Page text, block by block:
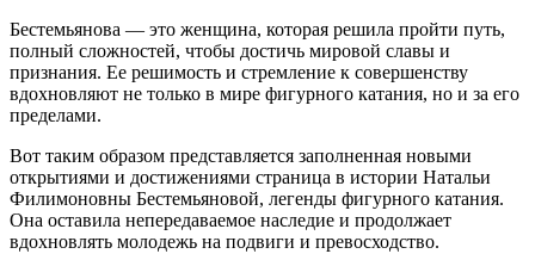
Бестемьянова — это женщина, которая решила пройти путь,
полный сложностей, чтобы достичь мировой славы и
признания. Ее решимость и стремление к совершенству
вдохновляют не только в мире фигурного катания, но и за его
пределами.
Вот таким образом представляется заполненная новыми
открытиями и достижениями страница в истории Натальи
Филимоновны Бестемьяновой, легенды фигурного катания.
Она оставила непередаваемое наследие и продолжает
вдохновлять молодежь на подвиги и превосходство.